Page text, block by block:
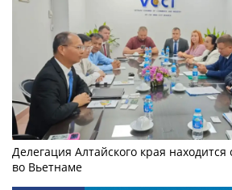
Делегация Алтайского края
во Вьетнаме